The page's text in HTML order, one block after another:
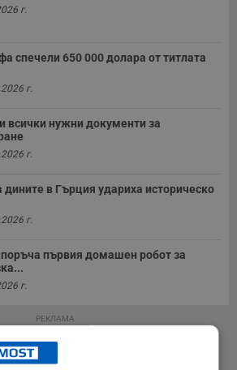
г.
спечели 650 000 долара от титлата
г.
всички нужни документи за
г.
дините в Гърция удариха историческо
г.
първия домашен робот за
г.
РЕКЛАМА